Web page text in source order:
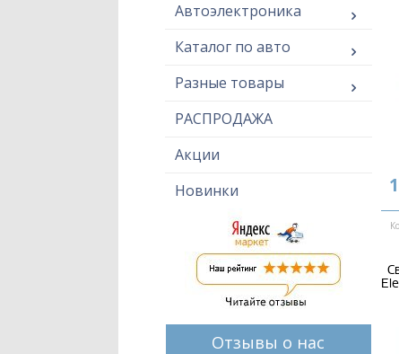
Автоэлектроника
Каталог по авто
Разные товары
РАСПРОДАЖА
Акции
Новинки
Отзывы о нас